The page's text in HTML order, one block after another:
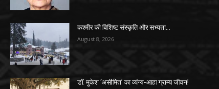
कश्मीर की विशिष्ट संस्कृति और सभ्यता…
August 8, 2026
डॉ. मुकेश ‘असीमित’ का व्यंग्य-आहा ग्राम्य जीवन!